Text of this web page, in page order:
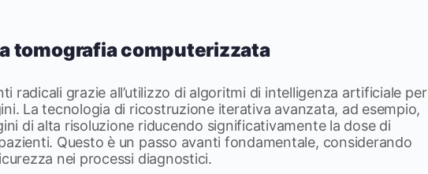
tomografia computerizzata
radicali grazie all’utilizzo di algoritmi di intelligenza artificiale per
La tecnologia di ricostruzione iterativa avanzata, ad esempio,
di alta risoluzione riducendo significativamente la dose di
Questo è un passo avanti fondamentale, considerando
nei processi diagnostici.